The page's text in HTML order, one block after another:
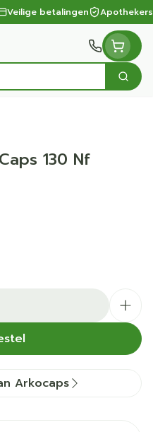
Veilige betalingen
Zoek
130 Nf
Arkocaps